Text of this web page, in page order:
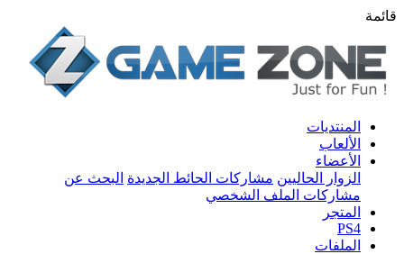
قائمة
المنتديات
الألعاب
الأعضاء
الزوار الحاليين مشاركات الحائط الجديدة البحث عن
مشاركات الملف الشخصي
المتجر
PS4
الملفات